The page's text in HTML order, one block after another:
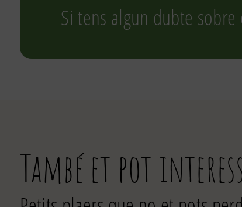
Si tens algun dubte
També et pot